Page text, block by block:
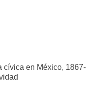
cívica en México, 1867-